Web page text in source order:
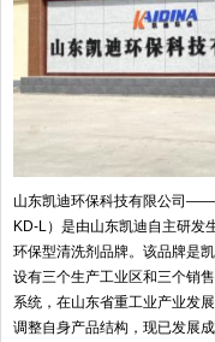
山东凯迪环保科技有限公司——
KD-L）是由山东凯迪自主研发
环保型清洗剂品牌。该品牌是
设有三个生产工业区和三个销
系统，在山东省重工业产业发
调整自身产品结构，现已发展